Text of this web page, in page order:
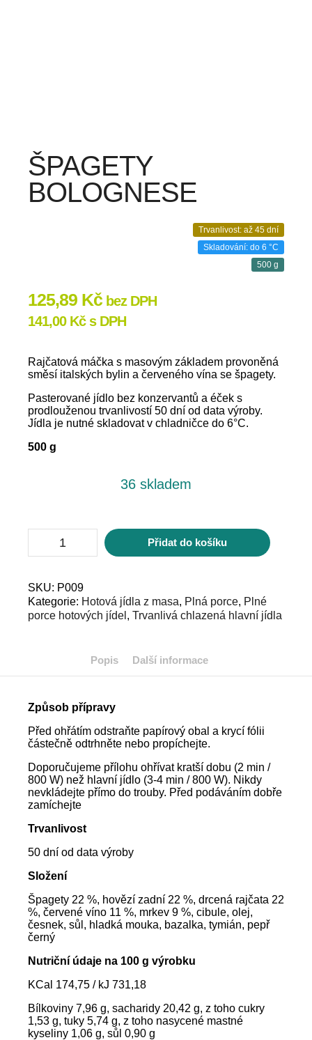
ŠPAGETY
BOLOGNESE
Trvanlivost: až 45 dní
Skladování: do 6 °C
500 g
125,89 Kč bez DPH
141,00 Kčs DPH
Rajčatová máčka s masovým základem provoněná
směsí italských bylin a červeného vína se špagety.
Pasterované jídlo bez konzervantů a éček s
prodlouženou trvanlivostí 50 dní od data výroby.
Jídla je nutné skladovat v chladničce do 6°C.
500 g
36 skladem
bolognese
množství
Přidat do košíku
SKU: P009
Kategorie: Hotová jídla z masa, Plná porce, Plné
porce hotových jídel , Trvanlivá chlazená hlavní jídla
Popis Další informace
Způsob přípravy
Před ohřátím odstraňte papírový obal a krycí fólii
částečně odtrhněte nebo propíchejte.
Doporučujeme přílohu ohřívat kratší dobu (2 min /
800 W) než hlavní jídlo (3-4 min / 800 W). Nikdy
nevkládejte přímo do trouby. Před podáváním dobře
zamíchejte
Trvanlivost
50 dní od data výroby
Složení
Špagety 22 %, hovězí zadní 22 %, drcená rajčata 22
%, červené víno 11 %, mrkev 9 %, cibule, olej,
česnek, sůl, hladká mouka, bazalka, tymián, pepř
černý
Nutriční údaje na 100 g výrobku
KCal 174,75 / kJ 731,18
Bílkoviny 7,96 g, sacharidy 20,42 g, z toho cukry
1,53 g, tuky 5,74 g, z toho nasycené mastné
kyseliny 1,06 g, sůl 0,90 g